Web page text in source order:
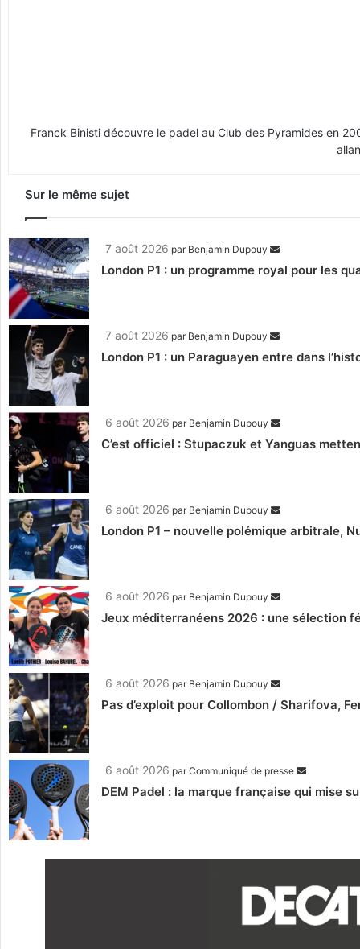
Franck Binisti découvre le padel au Club des Pyramides en
Sur le même sujet
7 août 2026 par Benjamin Dupouy
London P1 : un programme royal pour les
7 août 2026 par Benjamin Dupouy
London P1 : un Paraguayen entre dans
6 août 2026 par Benjamin Dupouy
C’est officiel : Stupaczuk et Yanguas
6 août 2026 par Benjamin Dupouy
London P1 – nouvelle polémique arbitrale,
6 août 2026 par Benjamin Dupouy
Jeux méditerranéens 2026 : une sélection
6 août 2026 par Benjamin Dupouy
Pas d’exploit pour Collombon / Sharifova,
6 août 2026 parCommuniqué de presse
DEM Padel : la marque française qui mise